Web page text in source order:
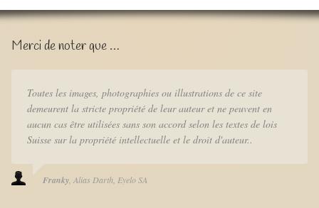
Merci de noter que …
Toutes les images, photographies ou illustrations de ce site
demeurent la stricte propriété de leur auteur et ne peuvent en
aucun cas être utilisées sans son accord selon les textes de lois
Suisse sur la propriété intellectuelle et le droit d'auteur..
Franky Alias Darth Eyelo SA